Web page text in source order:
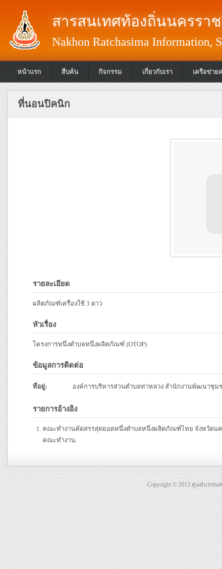
สารสนเทศท้องถิ่นนครรา
Nakhon Ratchasima Information,
หน้าแรก สืบค้น กิจกรรม เกี่ยวกับเรา เครือข่าย
ที่นอนปิคนิก
รายละเอียด
ผลิตภัณฑ์เครื่องใช้ 3 ดาว
หัวเรื่อง
โครงการหนึ่งตำบลหนึ่งผลิตภัณฑ์ (OTOP)
ข้อมูลการติดต่อ
ที่อยู่: องค์การบริหารส่วนตำบลท่าหลวง สำนักงานพัฒนาชุม
รายการอ้างอิง
คณะทำงานคัดสรรสุดยอดหนึ่งตำบลหนึ่งผลิตภัณฑ์ไทย จังหวัดนค
คณะทำงาน.
Copyright © 2013 ศูนย์บรร